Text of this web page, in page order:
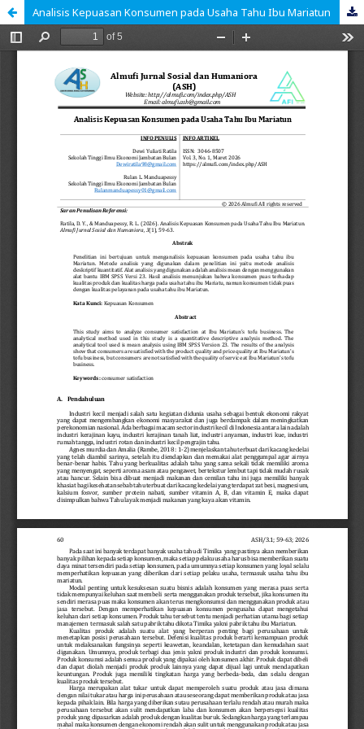
Analisis Kepuasan Konsumen pada Usaha Tahu Ibu Mariatun